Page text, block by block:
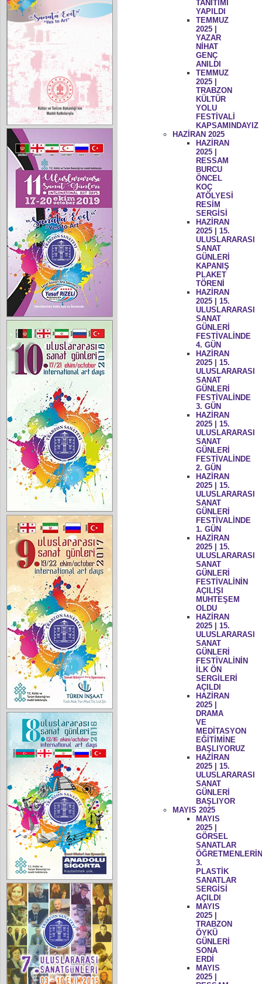
TANITIMI
YAPILDI
TEMMUZ
2025 |
YAZAR
NİHAT
GENÇ
ANILDI
TEMMUZ
2025 |
TRABZON
KÜLTÜR
YOLU
FESTİVALİ
KAPSAMINDAYIZ
HAZİRAN 2025
HAZİRAN
2025 |
RESSAM
BURCU
ÖNCEL
KOÇ
ATÖLYESİ
RESİM
SERGİSİ
HAZİRAN
2025 | 15.
ULUSLARARASI
SANAT
GÜNLERİ
KAPANIŞ
PLAKET
TÖRENİ
HAZİRAN
2025 | 15.
ULUSLARARASI
SANAT
GÜNLERİ
FESTİVALİNDE
4. GÜN
HAZİRAN
2025 | 15.
ULUSLARARASI
SANAT
GÜNLERİ
FESTİVALİNDE
3. GÜN
HAZİRAN
2025 | 15.
ULUSLARARASI
SANAT
GÜNLERİ
FESTİVALİNDE
2. GÜN
HAZİRAN
2025 | 15.
ULUSLARARASI
SANAT
GÜNLERİ
FESTİVALİNDE
1. GÜN
HAZİRAN
2025 | 15.
ULUSLARARASI
SANAT
GÜNLERİ
FESTİVALİNİN
AÇILIŞI
MUHTEŞEM
OLDU
HAZİRAN
2025 | 15.
ULUSLARARASI
SANAT
GÜNLERİ
FESTİVALİNİN
İLK ÖN
SERGİLERİ
AÇILDI
HAZİRAN
2025 |
DRAMA
VE
MEDİTASYON
EĞİTİMİNE
BAŞLIYORUZ
HAZİRAN
2025 | 15.
ULUSLARARASI
SANAT
GÜNLERİ
BAŞLIYOR
MAYIS 2025
MAYIS
2025 |
GÖRSEL
SANATLAR
3.
PLASTİK
SANATLAR
SERGİSİ
AÇILDI
MAYIS
2025 |
TRABZON
ÖYKÜ
GÜNLERİ
SONA
ERDİ
MAYIS
2025 |